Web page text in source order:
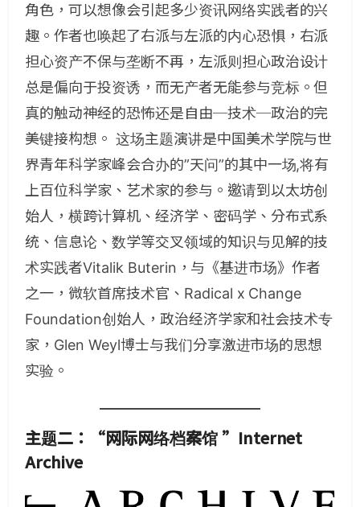
角色，可以想像会引起多少资讯网络实践者的兴
趣。作者也唤起了右派与左派的内心恐惧，右派
担心资产不保与垄断不再，左派则担心政治设计
总是偏向于投资诱，而无产者无能参与竞标。但
真的触动神经的恐怖还是自由─技术─政治的完
美键接构想。 这场主题演讲是中国美术学院与世
界青年科学家峰会合办的”天问”的其中一场,将有
上百位科学家、艺术家的参与。邀请到以太坊创
始人，横跨计算机、经济学、密码学、分布式系
统、信息论、数学等交叉领域的知识与见解的技
术实践者Vitalik Buterin，与《基进市场》作者
之一，微软首席技术官、Radical x Change
Foundation创始人，政治经济学家和社会技术专
家，Glen Weyl博士与我们分享激进市场的思想
实验。
主题二：“网际网络档案馆 ”Internet
Archive